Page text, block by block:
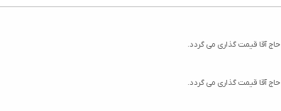
حاج آقا قیمت گذاری می گردد.
حاج آقا قیمت گذاری می گردد.